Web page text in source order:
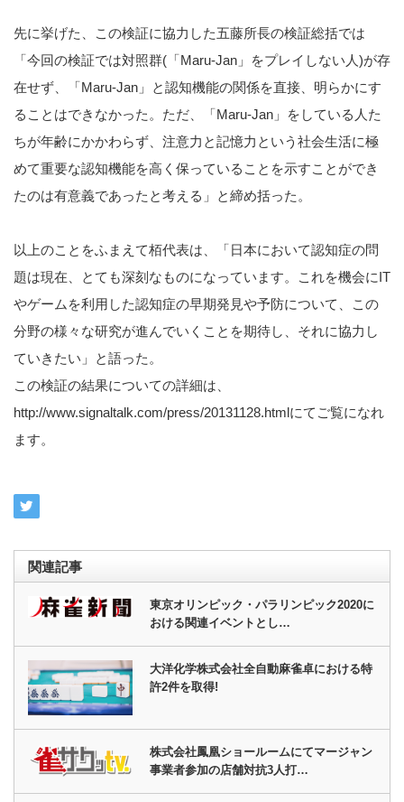
先に挙げた、この検証に協力した五藤所長の検証総括では
「今回の検証では対照群(「Maru-Jan」をプレイしない人)が存
在せず、「Maru-Jan」と認知機能の関係を直接、明らかにす
ることはできなかった。ただ、「Maru-Jan」をしている人た
ちが年齢にかかわらず、注意力と記憶力という社会生活に極
めて重要な認知機能を高く保っていることを示すことができ
たのは有意義であったと考える」と締め括った。
以上のことをふまえて栢代表は、「日本において認知症の問
題は現在、とても深刻なものになっています。これを機会にIT
やゲームを利用した認知症の早期発見や予防について、この
分野の様々な研究が進んでいくことを期待し、それに協力し
ていきたい」と語った。
この検証の結果についての詳細は、
http://www.signaltalk.com/press/20131128.htmlにてご覧になれ
ます。
関連記事
東京オリンピック・パラリンピック2020に
おける関連イベントとし…
大洋化学株式会社全自動麻雀卓における特
許2件を取得!
株式会社鳳凰ショールームにてマージャン
事業者参加の店舗対抗3人打…